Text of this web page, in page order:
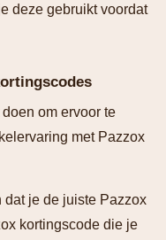
deze gebruikt voordat
om ervoor te
met Pazzox
dat je de juiste Pazzox
kortingscode die je